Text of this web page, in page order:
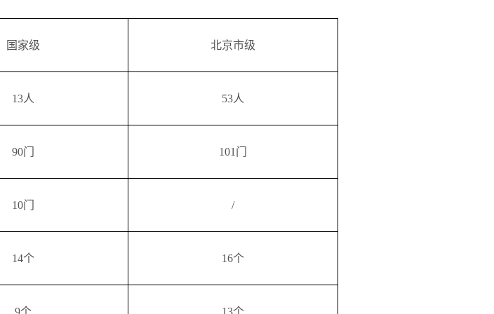
国家级 北京市级
13人 53人
90门 101 门
10门 /
14个 16个
9个 13个